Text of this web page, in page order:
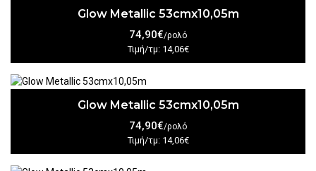
Glow Metallic 53cmx10,05m
74,90€/ρολό
Τιμή/τμ: 14,06€
Glow Metallic 53cmx10,05m
74,90€/ρολό
Τιμή/τμ: 14,06€